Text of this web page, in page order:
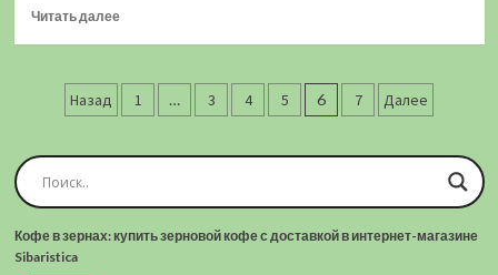
гр.
Читать далееПрочитать
Оливер
(листовая)
гр.
цена)
Пагинация
Назад 1 … 3 4 5 6 7 Далее
Кофе в зернах: купить зерновой кофе с доставкой в интернет-магазине
Sibaristica